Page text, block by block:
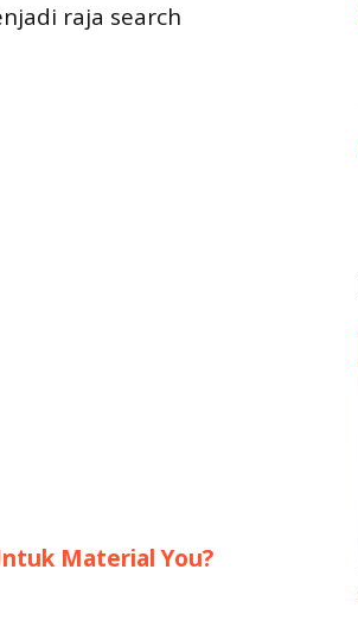
raja search
Material You?